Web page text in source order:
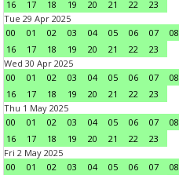
16 17 18 19 20 21 22
23
Tue 29 Apr 2025
00
01 02 03 04 05 06 07 08
16
17 18 19 20 21 22
23
Wed 30 Apr 2025
00
01 02 03 04 05 06 07 08
16
17 18 19 20 21 22
23
Thu 1 May 2025
00
01 02 03 04 05 06 07 08
16
17 18 19 20 21 22
23
Fri 2 May 2025
00
01 02 03 04 05 06 07 08